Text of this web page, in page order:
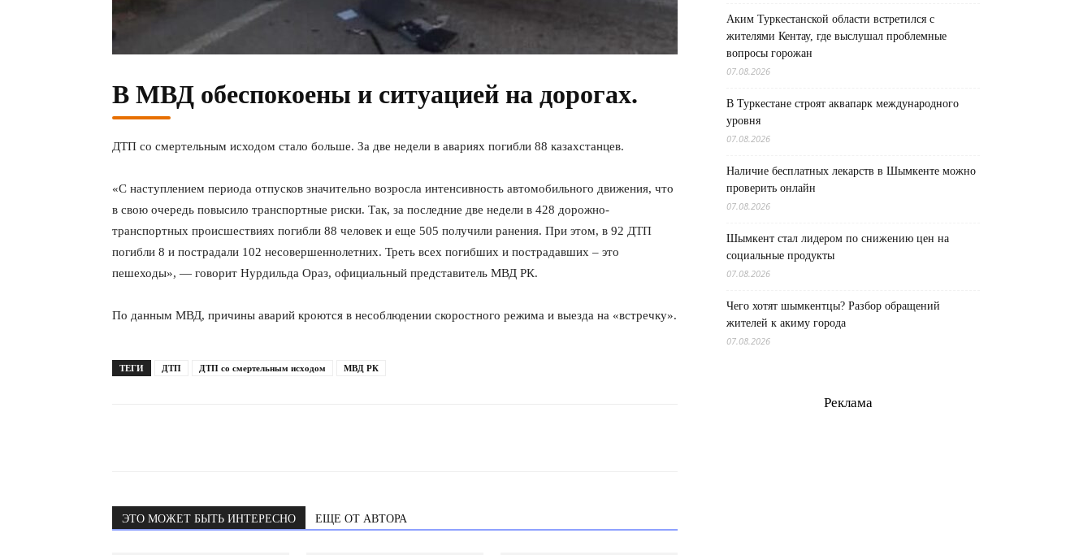
В МВД обеспокоены и ситуацией на дорогах.
ДТП со смертельным исходом стало больше. За две недели в авариях погибли 88 казахстанцев.
«С наступлением периода отпусков значительно возросла интенсивность автомобильного движения, что
в свою очередь повысило транспортные риски. Так, за последние две недели в 428 дорожно-
транспортных происшествиях погибли 88 человек и еще 505 получили ранения. При этом, в 92 ДТП
погибли 8 и пострадали 102 несовершеннолетних. Треть всех погибших и пострадавших – это
пешеходы», — говорит Нурдильда Ораз, официальный представитель МВД РК.
По данным МВД, причины аварий кроются в несоблюдении скоростного режима и выезда на «встречку».
ТЕГИ ДТП ДТП со смертельным исходом МВД РК
ЭТО МОЖЕТ БЫТЬ ИНТЕРЕСНО ЕЩЕ ОТ АВТОРА
Аким Туркестанской области встретился с
жителями Кентау, где выслушал проблемные
вопросы горожан
07.08.2026
В Туркестане строят аквапарк международного
уровня
07.08.2026
Наличие бесплатных лекарств в Шымкенте можно
проверить онлайн
07.08.2026
Шымкент стал лидером по снижению цен на
социальные продукты
07.08.2026
Чего хотят шымкентцы? Разбор обращений
жителей к акиму города
07.08.2026
Реклама